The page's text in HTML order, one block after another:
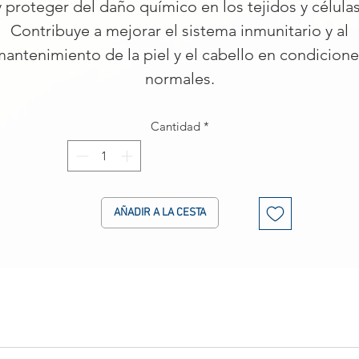
proteger del daño químico en los tejidos y
Contribuye a mejorar el sistema inmunitario y al
de la piel y el cabello en
normales.
Cantidad *
AÑADIR A LA CESTA